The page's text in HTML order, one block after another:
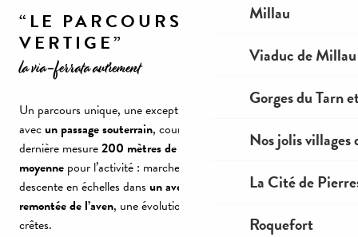
Millau
Viaduc de Millau
Gorges du Tarn
Nos jolis villages
La Cité de
Roquefort
“LE PARCOURS DU
VERTIGE”
la via-ferrata autrement
Un parcours unique, une exception dans le monde de la Via
avecun passage souterrain, couronné par 4 tyroliennesdont la
dernière mesure200 mètres de long . Comptez2h30 en
moyenne pour l’activité : marche d’approche de 10 minutes,
descente en échelles dans un aven à 40m
sous terre puis
remontée de l’aven, une évolution entre parois rocheuses et
crêtes.